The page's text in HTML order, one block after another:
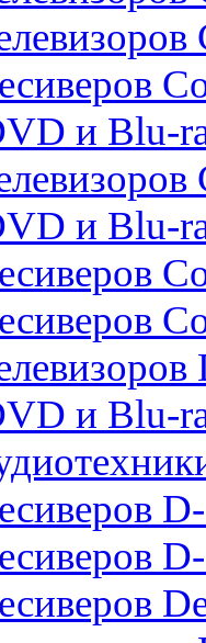
и Blu-
и Blu-
и Blu-